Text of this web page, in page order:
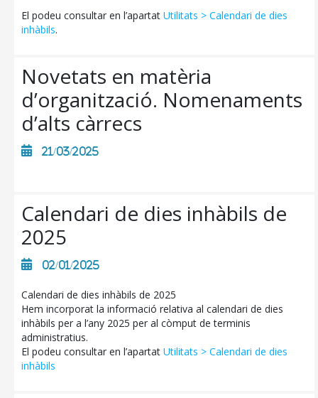
CONSELL DE MALLORCA
SEU ELECTRÒNICA
El podeu consultar en l’apartat Utilitats > Calendari de dies
inhàbils.
Novetats en matèria
d’organització. Nomenaments
d’alts càrrecs
21/03/2025
Calendari de dies inhàbils de
2025
02/01/2025
Calendari de dies inhàbils de 2025
Hem incorporat la informació relativa al calendari de dies
inhàbils per a l’any 2025 per al còmput de terminis
administratius.
El podeu consultar en l’apartat Utilitats > Calendari de dies
inhàbils